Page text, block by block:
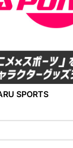
SPORTS